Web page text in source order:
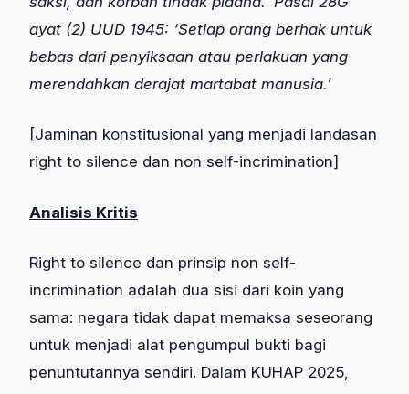
ayat (2) UUD 1945: ‘Setiap orang berhak untuk
bebas dari penyiksaan atau perlakuan yang
merendahkan derajat martabat manusia.’
[Jaminan konstitusional yang menjadi landasan
right to silence dan non self-incrimination]
Analisis Kritis
Right to silence dan prinsip non self-
incrimination adalah dua sisi dari koin yang
sama: negara tidak dapat memaksa seseorang
untuk menjadi alat pengumpul bukti bagi
penuntutannya sendiri. Dalam KUHAP 2025,